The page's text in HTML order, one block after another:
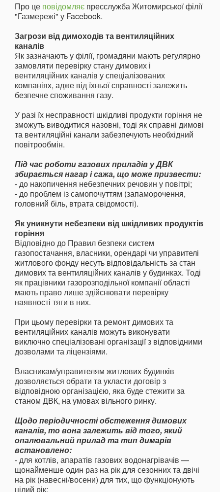
Про це повідомляє пресслужба Житомирської філії
"Газмережі" у Facebook.
Загрози від димоходів та вентиляційних
каналів
Як зазначають у філії, громадяни мають регулярно
замовляти перевірку стану димових і
вентиляційних каналів у спеціалізованих
компаніях, адже від їхньої справності залежить
безпечне споживання газу.
У разі їх несправності шкідливі продукти горіння не
зможуть виводитися назовні, тоді як справні димові
та вентиляційні канали забезпечують необхідний
повітрообмін.
Під час роботи газових приладів у ДВК
збирається нагар і сажа, що може призвести:
- до накопичення небезпечних речовин у повітрі;
- до проблем із самопочуттям (запаморочення,
головний біль, втрата свідомості).
Як уникнути небезпеки від шкідливих продуктів
горіння
Відповідно до Правил безпеки систем
газопостачання, власники, орендарі чи управителі
житлового фонду несуть відповідальність за стан
димових та вентиляційних каналів у будинках. Тоді
як працівники газорозподільної компанії області
мають право лише здійснювати перевірку
наявності тяги в них.
При цьому перевірки та ремонт димових та
вентиляційних каналів можуть виконувати
виключно спеціалізовані організації з відповідними
дозволами та ліцензіями.
Власникам/управителям житлових будинків
дозволяється обрати та укласти договір з
відповідною організацією, яка буде стежити за
станом ДВК, на умовах вільного ринку.
Щодо періодичності обстеження димових
каналів, то вона залежить від того, який
опалювальний прилад та тип димарів
встановлено:
- для котлів, апаратів газових водонагрівачів —
щонайменше один раз на рік для сезонних та двічі
на рік (навесні/восени) для тих, що функціонують
цілий рік;